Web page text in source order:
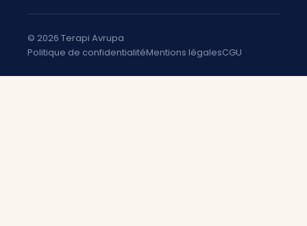
© 2026 Terapi Avrupa
Politique de confidentialitéMentions légalesCGU